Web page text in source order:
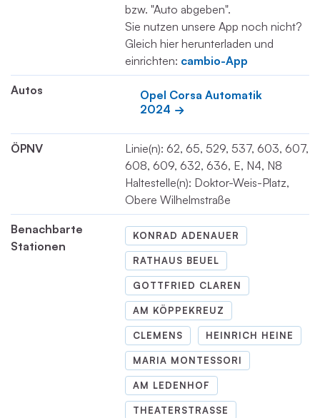
bzw. "Auto abgeben".
Sie nutzen unsere App noch nicht?
Gleich hier herunterladen und
einrichten: cambio-App
Autos
Opel Corsa Automatik
2024
ÖPNV
Linie(n): 62, 65, 529, 537, 603, 607,
608, 609, 632, 636, E, N4, N8
Haltestelle(n): Doktor-Weis-Platz,
Obere Wilhelmstraße
Benachbarte
Stationen
KONRAD ADENAUER
RATHAUS BEUEL
GOTTFRIED CLAREN
AM KÖPPEKREUZ
CLEMENS HEINRICH HEINE
MARIA MONTESSORI
AM LEDENHOF
THEATERSTRASSE